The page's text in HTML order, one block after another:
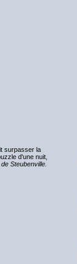
surpasser la
d'une nuit,
Steubenville.